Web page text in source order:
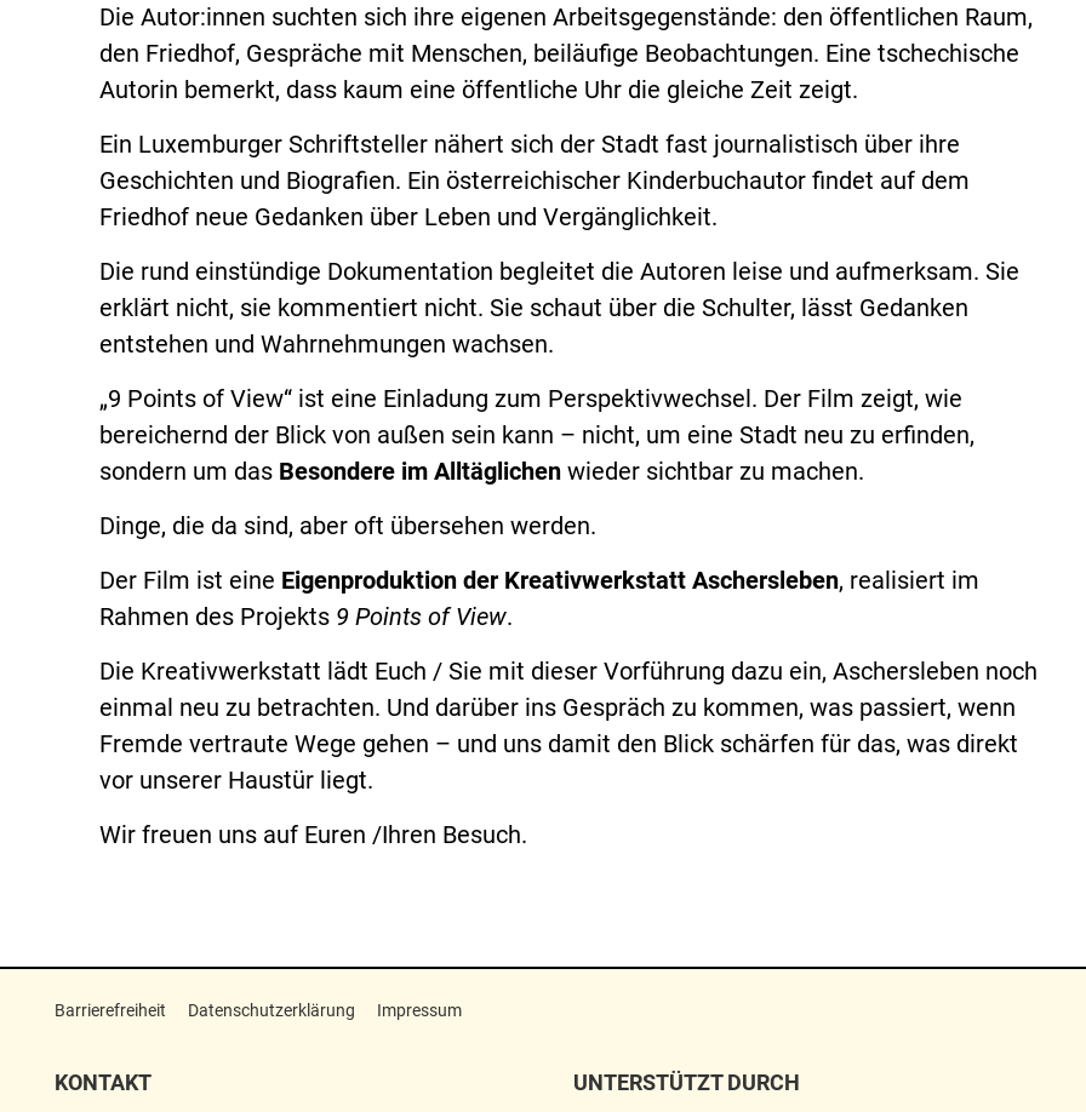
Die Autor:innen suchten sich ihre eigenen Arbeitsgegenstände: den öffentlichen Raum,
den Friedhof, Gespräche mit Menschen, beiläufige Beobachtungen. Eine tschechische
Autorin bemerkt, dass kaum eine öffentliche Uhr die gleiche Zeit zeigt.
Ein Luxemburger Schriftsteller nähert sich der Stadt fast journalistisch über ihre
Geschichten und Biografien. Ein österreichischer Kinderbuchautor findet auf dem
Friedhof neue Gedanken über Leben und Vergänglichkeit.
Die rund einstündige Dokumentation begleitet die Autoren leise und aufmerksam. Sie
erklärt nicht, sie kommentiert nicht. Sie schaut über die Schulter, lässt Gedanken
entstehen und Wahrnehmungen wachsen.
„9 Points of View“ ist eine Einladung zum Perspektivwechsel. Der Film zeigt, wie
bereichernd der Blick von außen sein kann – nicht, um eine Stadt neu zu erfinden,
sondern um das Besondere im Alltäglichen wieder sichtbar zu machen.
Dinge, die da sind, aber oft übersehen werden.
Der Film ist eine Eigenproduktion der Kreativwerkstatt Aschersleben, realisiert im
Rahmen des Projekts 9 Points of View.
Die Kreativwerkstatt lädt Euch / Sie mit dieser Vorführung dazu ein, Aschersleben noch
einmal neu zu betrachten. Und darüber ins Gespräch zu kommen, was passiert, wenn
Fremde vertraute Wege gehen – und uns damit den Blick schärfen für das, was direkt
vor unserer Haustür liegt.
Wir freuen uns auf Euren /Ihren Besuch.
Barrierefreiheit Datenschutzerklärung Impressum
KONTAKT UNTERSTÜTZT DURCH